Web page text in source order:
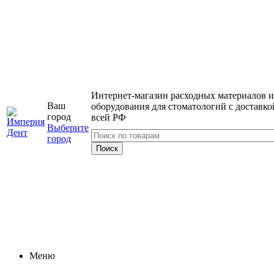
Ваш
город
Выберите
город
Интернет-магазин расходных материалов и
оборудования для стоматологий с
всей РФ
Меню